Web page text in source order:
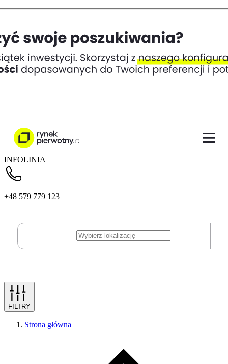
INFOLINIA
+48 579 779 123
FILTRY
Strona główna